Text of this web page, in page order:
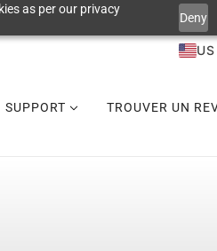
as per our privacy
Deny
US
SUPPORT TROUVER UN